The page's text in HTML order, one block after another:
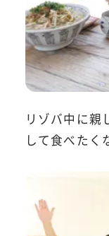
リゾバ中に
して食べたく